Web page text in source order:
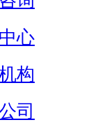
心
构
司